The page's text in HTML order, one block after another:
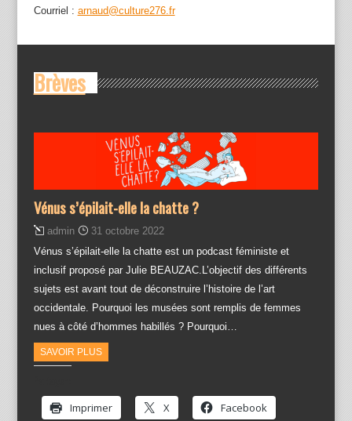
Courriel : arnaud@culture276.fr
Brèves
Vénus s’épilait-elle la chatte ?
admin
31 octobre 2022
Vénus s’épilait-elle la chatte est un podcast féministe et
inclusif proposé par Julie BEAUZAC.L’objectif des différents
sujets est avant tout de déconstruire l’histoire de l’art
occidentale. Pourquoi les musées sont remplis de femmes
nues à côté d’hommes habillés ? Pourquoi…
SAVOIR PLUS
Imprimer X Facebook